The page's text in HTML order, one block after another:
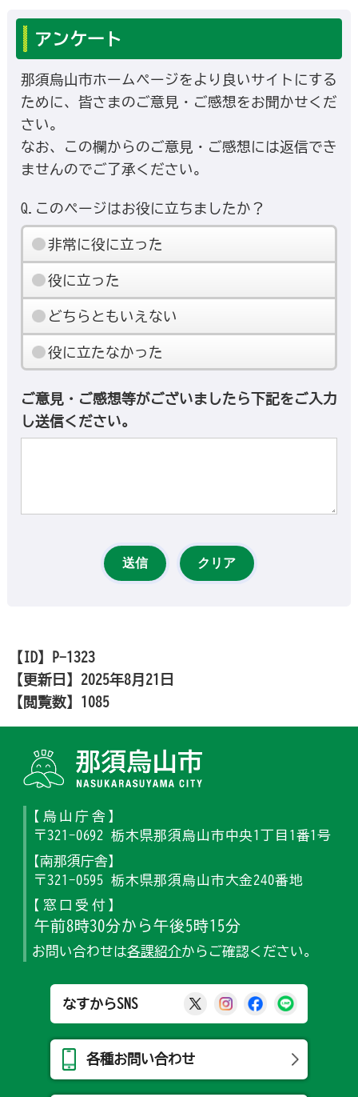
アンケート
那須烏山市ホームページをより良いサイトにする
ために、皆さまのご意見・ご感想をお聞かせくだ
さい。
なお、この欄からのご意見・ご感想には返信でき
ませんのでご了承ください。
Q.このページはお役に立ちましたか？
非常に役に立った
役に立った
どちらともいえない
役に立たなかった
ご意見・ご感想等がございましたら下記をご入力
し送信ください。
【ID】
P-1323
【更新日】 2025年8月21日
【閲覧数】 1085
【烏山庁舎】
〒321-0692 栃木県那須烏山市中央1丁目1番1号
【南那須庁舎】
〒321-0595 栃木県那須烏山市大金240番地
【窓口受付】
午前8時30分から午後5時15分
お問い合わせは各課紹介からご確認ください。
なすからSNS 那須烏山市公式X
那須烏山市公式
那須烏山市
各種お問い合わせ